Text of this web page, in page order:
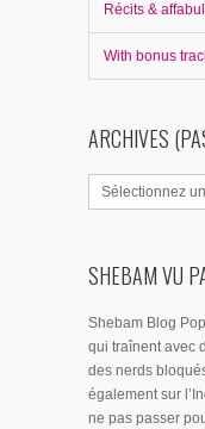
Récits &
With bonus
ARCHIVES
SHEBAM VU
Shebam Blog
qui traînent avec
des nerds
également sur
ne pas passer